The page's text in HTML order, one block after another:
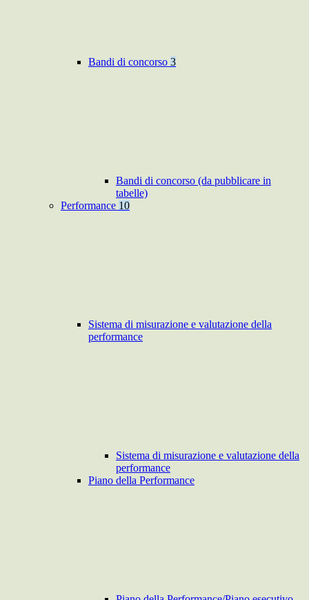
Bandi di concorso 3
Bandi di concorso (da pubblicare in
tabelle)
Performance 10
Sistema di misurazione e valutazione della
performance
Sistema di misurazione e valutazione della
performance
Piano della Performance